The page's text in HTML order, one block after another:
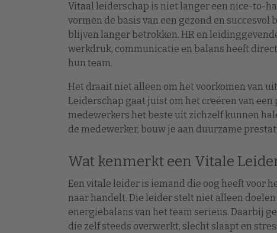
Vitaal leiderschap is niet langer een nice-to-
vormen de basis van een gezond en
blijven langer betrokken. HR en
werkdruk, communicatie en balans heeft
hun team.
Het draait niet alleen om het voorkomen van
Leiderschap gaat juist om het creëren van
medewerkers het beste uit zichzelf kunnen
de medewerker, bouw je aan duurzame
Wat kenmerkt een Vitale
Een vitale leider is iemand die oog heeft voor
naar handelt. Die leider stelt niet alleen
energiebalans van het team serieus. Daarbij
die zelf steeds overwerkt, slecht slaapt en